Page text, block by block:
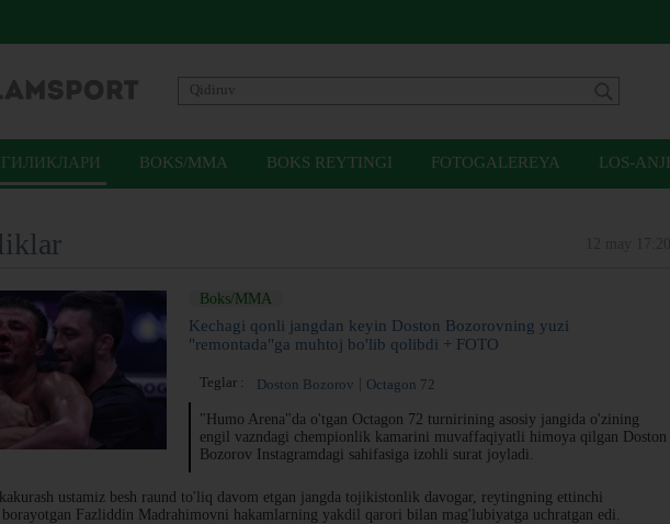
BOKS/MMA BOKS REYTINGI FOTOGALEREYA LOS-
Boks/MMA
Kechagi qonli jangdan keyin Doston Bozorovning yuzi
"remontada"ga muhtoj bo'lib qolibdi + FOTO
Teglar : Doston Bozorov Octagon 72
"Humo Arena"da o'tgan Octagon 72 turnirining asosiy jangida o'zining
engil vazndagi chempionlik kamarini muvaffaqiyatli himoya qilgan Doston
Bozorov Instagramdagi sahifasiga izohli surat joyladi.
ustamiz besh raund to'liq davom etgan jangda tojikistonlik davogar, reytingning ettinchi
borayotgan Fazliddin Madrahimovni hakamlarning yakdil qarori bilan mag'lubiyatga uchratgan edi.